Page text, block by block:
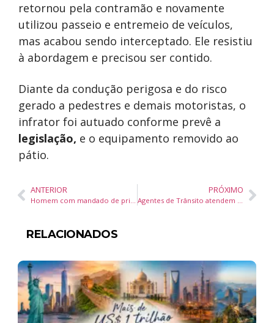
retornou pela contramão e novamente
utilizou passeio e entremeio de veículos,
mas acabou sendo interceptado. Ele resistiu
à abordagem e precisou ser contido.
Diante da condução perigosa e do risco
gerado a pedestres e demais motoristas, o
infrator foi autuado conforme prevê a
legislação, e o equipamento removido ao
pátio.
ANTERIOR
Homem com mandado de prisão por furto é detido em Balneário Camboriú
PRÓXIMO
Agentes de Trânsito atendem ocorrências de sinistros com vítimas em Balneário Camboriú
RELACIONADOS